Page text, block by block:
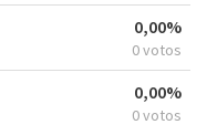
0,00%
0 votos
0,00%
0 votos